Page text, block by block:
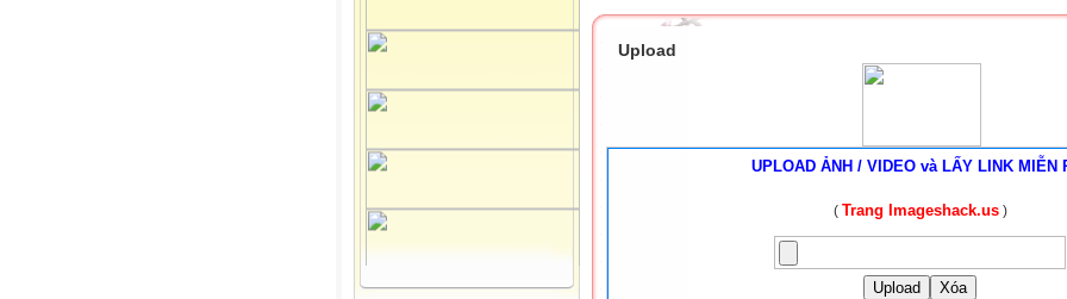
Upload
UPLOAD ẢNH / VIDEO và LẤY LINK MIỄN
( Trang Imageshack.us)
Upload Xóa